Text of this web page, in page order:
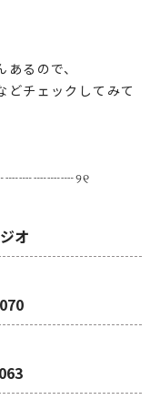
るので、
どチェックしてみて
オ